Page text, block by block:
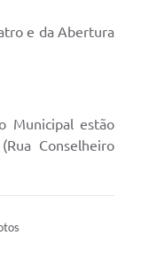
e da Abertura
Municipal estão
Conselheiro